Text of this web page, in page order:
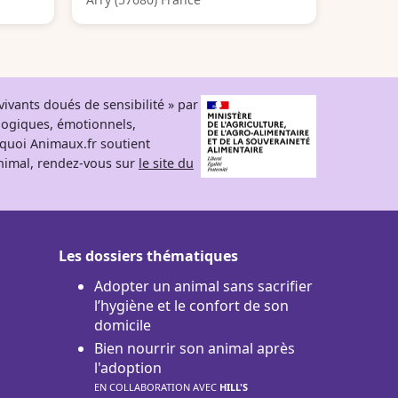
doués de sensibilité » par
émotionnels,
Animaux.fr soutient
rendez-vous sur le site du
Les dossiers thématiques
Adopter un animal sans sacrifier
l’hygiène et le confort de son
domicile
Bien nourrir son animal après
l'adoption
EN COLLABORATION AVEC HILL'S